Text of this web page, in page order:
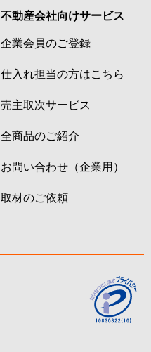
不動産会社向けサービス
企業会員のご登録
仕入れ担当の方はこちら
売主取次サービス
全商品のご紹介
お問い合わせ（企業用）
取材のご依頼